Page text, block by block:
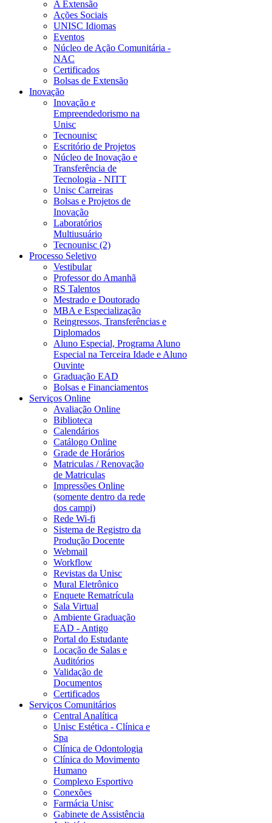
A Extensão
Ações Sociais
UNISC Idiomas
Eventos
Núcleo de Ação Comunitária -
NAC
Certificados
Bolsas de Extensão
Inovação
Inovação e
Empreendedorismo na
Unisc
Tecnounisc
Escritório de Projetos
Núcleo de Inovação e
Transferência de
Tecnologia - NITT
Unisc Carreiras
Bolsas e Projetos de
Inovação
Laboratórios
Multiusuário
Tecnounisc (2)
Processo Seletivo
Vestibular
Professor do Amanhã
RS Talentos
Mestrado e Doutorado
MBA e Especialização
Reingressos, Transferências e
Diplomados
Aluno Especial, Programa Aluno
Especial na Terceira Idade e Aluno
Ouvinte
Graduação EAD
Bolsas e Financiamentos
Serviços Online
Avaliação Online
Biblioteca
Calendários
Catálogo Online
Grade de Horários
Matriculas / Renovação
de Matriculas
Impressões Online
(somente dentro da rede
dos campi)
Rede Wi-fi
Sistema de Registro da
Produção Docente
Webmail
Workflow
Revistas da Unisc
Mural Eletrônico
Enquete Rematrícula
Sala Virtual
Ambiente Graduação
EAD - Antigo
Portal do Estudante
Locação de Salas e
Auditórios
Validação de
Documentos
Certificados
Serviços Comunitários
Central Analítica
Unisc Estética - Clínica e
Spa
Clínica de Odontologia
Clínica do Movimento
Humano
Complexo Esportivo
Conexões
Farmácia Unisc
Gabinete de Assistência